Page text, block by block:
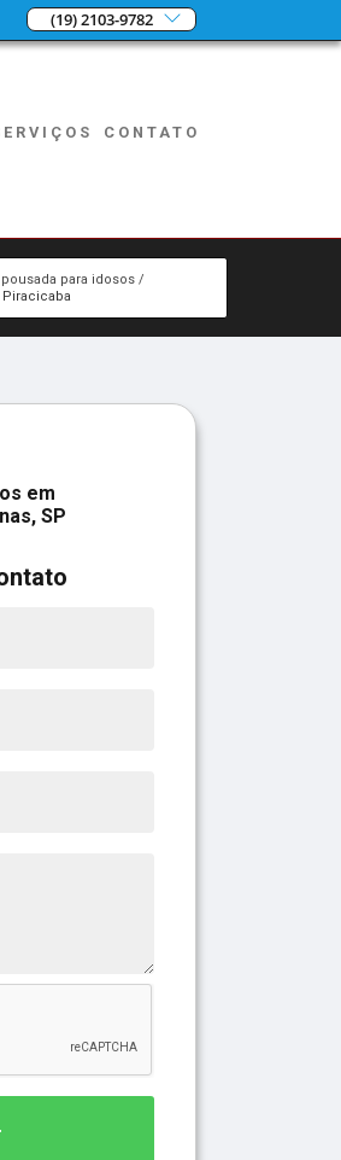
(19) 2103-9782
CONTATO
pousada para idosos
em
SP